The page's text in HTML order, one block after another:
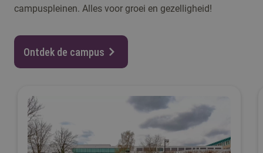
campuspleinen. Alles voor groei en gezelligheid!
Ontdek de campus